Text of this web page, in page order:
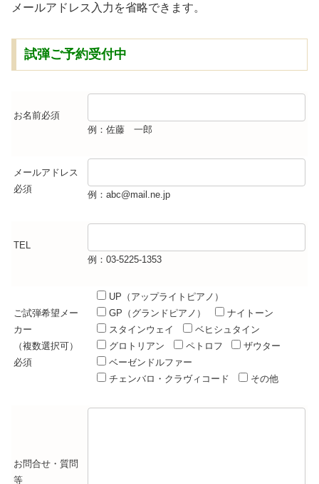
メールアドレス入力を省略できます。
試弾ご予約受付中
お名前必須
例：佐藤 一郎
メールアドレス
必須
例：abc@mail.ne.jp
TEL
例：03-5225-1353
ご試弾希望メー
カー
（複数選択可）
必須
UP（アップライトピアノ）
GP（グランドピアノ）
ナイトーン
スタインウェイ
ベヒシュタイン
グロトリアン
ペトロフ
ザウター
ベーゼンドルファー
チェンバロ・クラヴィコード
その他
お問合せ・質問
等